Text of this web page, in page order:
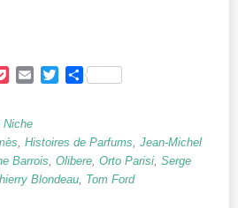
PocketEmailTwitterPartager
Niche
, Histoires de Parfums, Jean-Michel
Barrois, Olibere, Orto Parisi, Serge
Blondeau, Tom Ford